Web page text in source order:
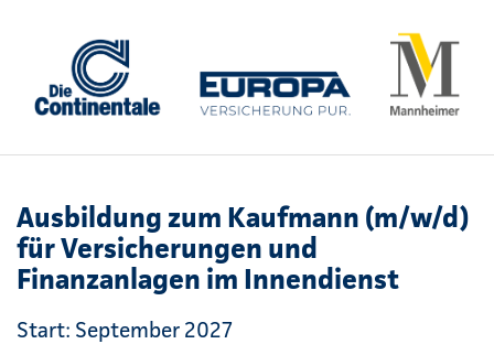
Ausbildung zum Kaufmann (m/w/d)
für Versicherungen und
Finanzanlagen im Innendienst
Start: September 2027